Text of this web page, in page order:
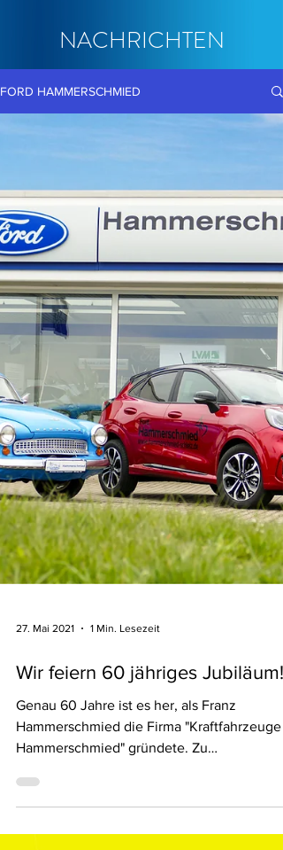
NACHRICHTEN
FORD HAMMERSCHMIED
Genau 60 Jahre ist es her, als Franz
Hammerschmied die Firma "Kraftfahrzeuge
Gründungszeiten wurde noch unter...